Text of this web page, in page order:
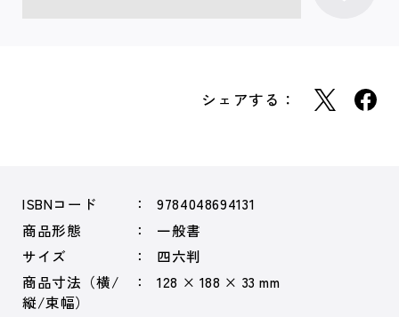
シェアする：
ISBNコード
9784048694131
商品形態
一般書
サイズ
四六判
商品寸法（横/
縦/束幅）
128 × 188 × 33 mm